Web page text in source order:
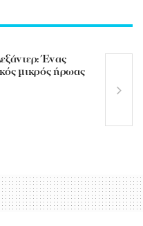
Ένας
μικρός ήρωας